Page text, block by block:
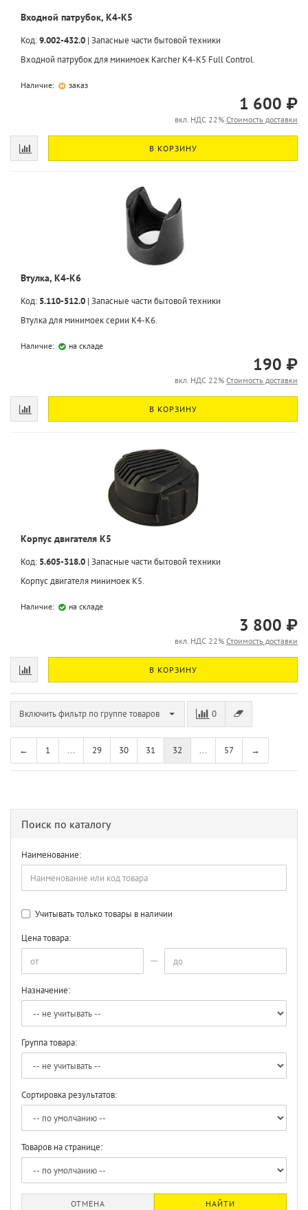
Входной патрубок, K4-K5
Код:9.002-432.0 | Запасные части бытовой техники
Входной патрубок для минимоек Karcher K4-K5 Full Control.
Наличие: заказ
1 600 ₽
вкл. НДС 22% Стоимость доставки
В КОРЗИНУ
Втулка, K4-K6
Код: 5.110-512.0 | Запасные части бытовой техники
Втулка для минимоек серии K4-K6.
Наличие: на складе
190 ₽
вкл. НДС 22% Стоимость доставки
В КОРЗИНУ
Корпус двигателя K5
Код: 5.605-318.0 | Запасные части бытовой техники
Корпус двигателя минимоек K5.
Наличие: на складе
3 800 ₽
вкл. НДС 22% Стоимость доставки
В КОРЗИНУ
Включить фильтр по группе товаров 0
← 1 ... 29 30 31 32 ... 57 →
Поиск по каталогу
Наименование:
Учитывать только товары в наличии
Цена товара:
Назначение:
Группа товара:
Сортировка результатов:
Товаров на странице:
ОТМЕНА НАЙТИ